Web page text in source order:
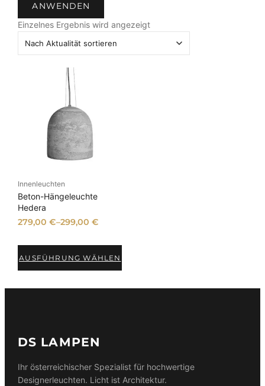
u
ANWENDEN
Einzelnes Ergebnis wird angezeigt
Innenleuchten
Beton-Hängeleuchte
Hedera
279,00€–299,00€
AUSFÜHRUNG WÄHLEN
DS LAMPEN
Ihr österreichischer Spezialist für hochwertige
Designerleuchten. Licht ist Architektur.